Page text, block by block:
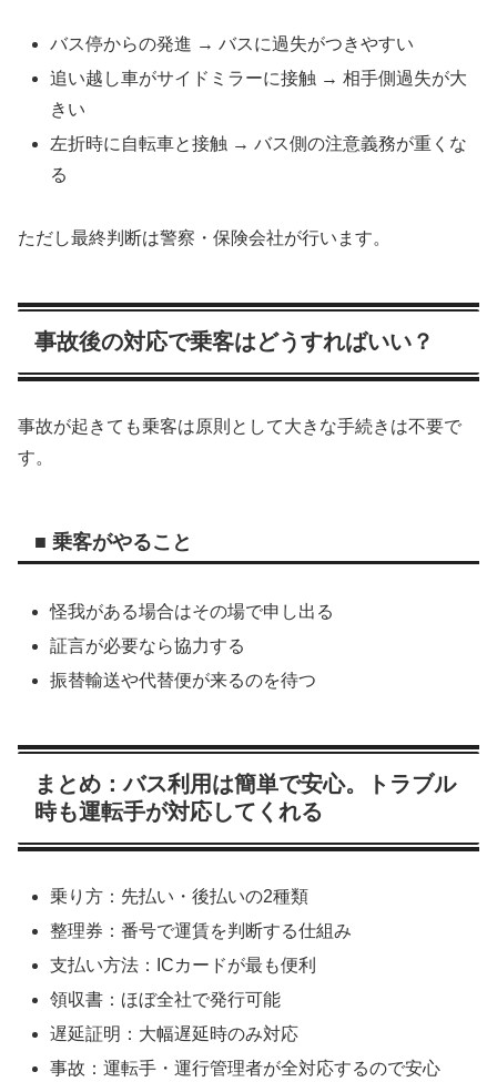
バス停からの発進 → バスに過失がつきやすい
追い越し車がサイドミラーに接触 → 相手側過失が大
きい
左折時に自転車と接触 → バス側の注意義務が重くな
る
ただし最終判断は警察・保険会社が行います。
事故後の対応で乗客はどうすればいい？
事故が起きても乗客は原則として大きな手続きは不要で
す。
■ 乗客がやること
怪我がある場合はその場で申し出る
証言が必要なら協力する
振替輸送や代替便が来るのを待つ
まとめ：バス利用は簡単で安心。トラブル
時も運転手が対応してくれる
乗り方：先払い・後払いの2種類
整理券：番号で運賃を判断する仕組み
支払い方法：ICカードが最も便利
領収書：ほぼ全社で発行可能
遅延証明：大幅遅延時のみ対応
事故：運転手・運行管理者が全対応するので安心